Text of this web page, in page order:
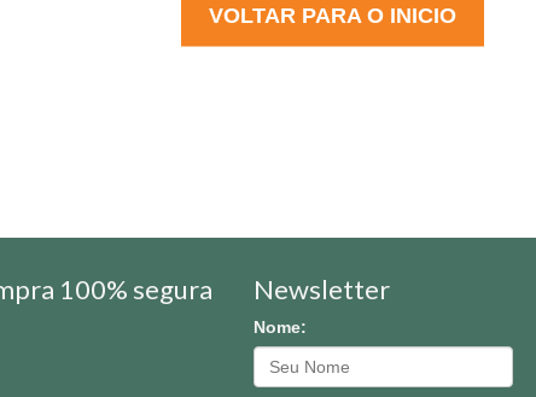
VOLTAR PARA O INICIO
100% segura Newsletter
Nome: